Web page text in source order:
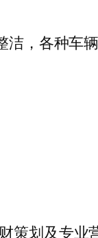
，各种车
划及专业